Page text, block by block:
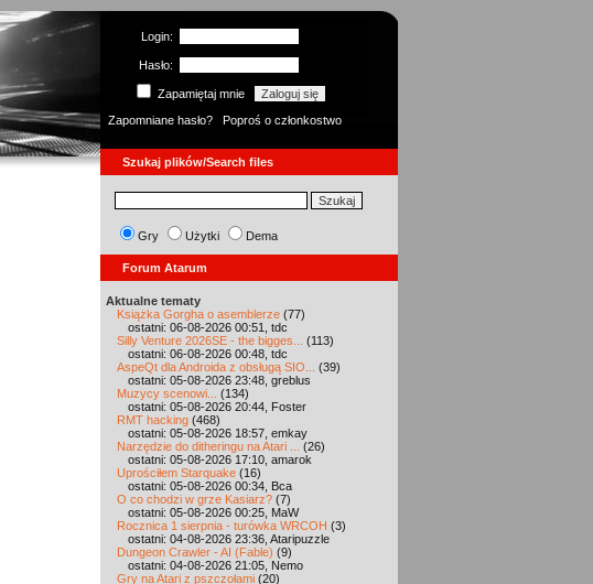
Login:
Hasło:
Zapamiętaj mnie
Zapomniane hasło?
Poproś o członkostwo
Szukaj plików/Search files
Gry Użytki Dema
Forum Atarum
Aktualne tematy
Książka Gorgha o asemblerze (77)
ostatni: 06-08-2026 00:51, tdc
Silly Venture 2026SE - the bigges...
(113)
ostatni: 06-08-2026 00:48, tdc
AspeQt dla Androida z obsługą SIO...
(39)
ostatni: 05-08-2026 23:48, greblus
Muzycy scenowi...
(134)
ostatni: 05-08-2026 20:44, Foster
RMT hacking (468)
ostatni: 05-08-2026 18:57, emkay
Narzędzie do ditheringu na Atari ...
(26)
ostatni: 05-08-2026 17:10, amarok
Uprościłem Starquake (16)
ostatni: 05-08-2026 00:34, Bca
O co chodzi w grze Kasiarz? (7)
ostatni: 05-08-2026 00:25, MaW
Rocznica 1 sierpnia - turówka WRCOH (3)
ostatni: 04-08-2026 23:36, Ataripuzzle
Dungeon Crawler - AI (Fable) (9)
ostatni: 04-08-2026 21:05, Nemo
Gry na Atari z pszczołami (20)